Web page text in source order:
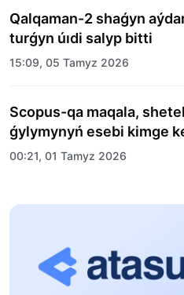
Qalqaman-2 shaǵyn
turǵyn úıdi salyp bitti
15:09, 05 Tamyz 2026
Scopus-qa maqala,
ǵylymynyń esebi kimge
00:21, 01 Tamyz 2026
«Zań kerýeni» jobasy:
17:31, 31 Shilde 2026